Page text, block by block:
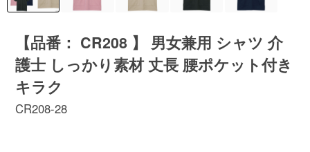
【品番： CR208 】 男女兼用 シャツ 介
護士 しっかり素材 丈長 腰ポケット付き
キラク
CR208-28